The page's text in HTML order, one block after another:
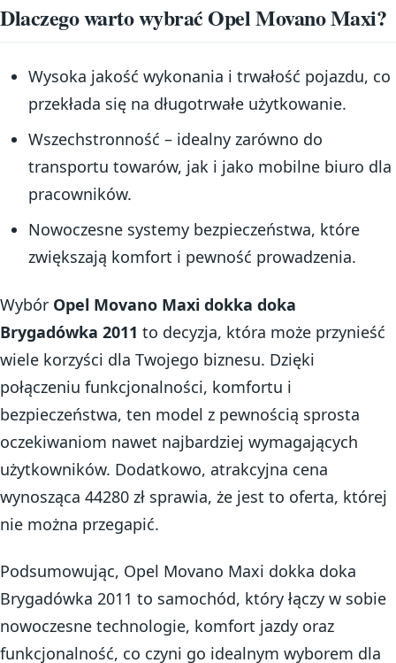
Dlaczego warto wybrać Opel Movano Maxi?
Wysoka jakość wykonania i trwałość pojazdu, co
przekłada się na długotrwałe użytkowanie.
Wszechstronność – idealny zarówno do
transportu towarów, jak i jako mobilne biuro dla
pracowników.
Nowoczesne systemy bezpieczeństwa, które
zwiększają komfort i pewność prowadzenia.
Wybór Opel Movano Maxi dokka doka
Brygadówka 2011 to decyzja, która może przynieść
wiele korzyści dla Twojego biznesu. Dzięki
połączeniu funkcjonalności, komfortu i
bezpieczeństwa, ten model z pewnością sprosta
oczekiwaniom nawet najbardziej wymagających
użytkowników. Dodatkowo, atrakcyjna cena
wynosząca 44280 zł sprawia, że jest to oferta, której
nie można przegapić.
Podsumowując, Opel Movano Maxi dokka doka
Brygadówka 2011 to samochód, który łączy w sobie
nowoczesne technologie, komfort jazdy oraz
funkcjonalność, co czyni go idealnym wyborem dla